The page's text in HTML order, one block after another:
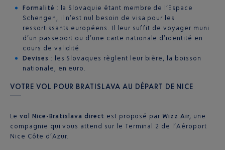
Formalité : la Slovaquie étant membre de l’Espace
Schengen, il n’est nul besoin de visa pour les
ressortissants européens. Il leur suffit de voyager muni
d’un passeport ou d’une carte nationale d’identité en
cours de validité.
Devises : les Slovaques règlent leur bière, la boisson
nationale, en euro.
VOTRE VOL POUR BRATISLAVA AU DÉPART DE NICE
Le vol Nice-Bratislava direct est proposé parWizz Air, une
compagnie qui vous attend sur le Terminal 2 de l’Aéroport
Nice Côte d’Azur.